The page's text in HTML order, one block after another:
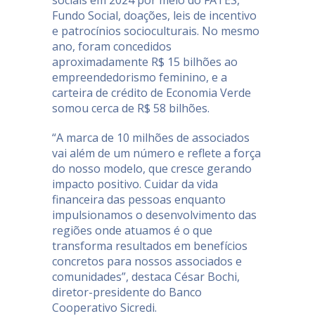
Fundo Social, doações, leis de incentivo
e patrocínios socioculturais. No mesmo
ano, foram concedidos
aproximadamente R$ 15 bilhões ao
empreendedorismo feminino, e a
carteira de crédito de Economia Verde
somou cerca de R$ 58 bilhões.
“A marca de 10 milhões de associados
vai além de um número e reflete a força
do nosso modelo, que cresce gerando
impacto positivo. Cuidar da vida
financeira das pessoas enquanto
impulsionamos o desenvolvimento das
regiões onde atuamos é o que
transforma resultados em benefícios
concretos para nossos associados e
comunidades”, destaca César Bochi,
diretor-presidente do Banco
Cooperativo Sicredi.